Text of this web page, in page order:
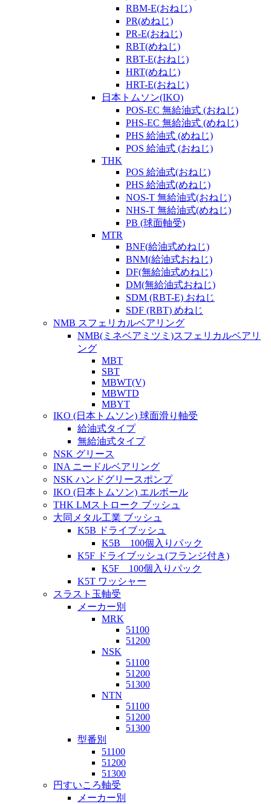
RBM-E(おねじ)
PR(めねじ)
PR-E(おねじ)
RBT(めねじ)
RBT-E(おねじ)
HRT(めねじ)
HRT-E(おねじ)
日本トムソン(IKO)
POS-EC 無給油式 (おねじ)
PHS-EC 無給油式 (めねじ)
PHS 給油式 (めねじ)
POS 給油式 (おねじ)
THK
POS 給油式(おねじ)
PHS 給油式(めねじ)
NOS-T 無給油式(おねじ)
NHS-T 無給油式(めねじ)
PB (球面軸受)
MTR
BNF(給油式めねじ)
BNM(給油式おねじ)
DF(無給油式めねじ)
DM(無給油式おねじ)
SDM (RBT-E) おねじ
SDF (RBT) めねじ
NMB スフェリカルベアリング
NMB(ミネベアミツミ)スフェリカルベアリ
ング
MBT
SBT
MBWT(V)
MBWTD
MBYT
IKO (日本トムソン) 球面滑り軸受
給油式タイプ
無給油式タイプ
NSK グリース
INA ニードルベアリング
NSK ハンドグリースポンプ
IKO (日本トムソン) エルボール
THK LMストローク ブッシュ
大同メタル工業 ブッシュ
K5B ドライブッシュ
K5B 100個入りパック
K5F ドライブッシュ(フランジ付き)
K5F 100個入りパック
K5T ワッシャー
スラスト玉軸受
メーカー別
MRK
51100
51200
NSK
51100
51200
51300
NTN
51100
51200
51300
型番別
51100
51200
51300
円すいころ軸受
メーカー別